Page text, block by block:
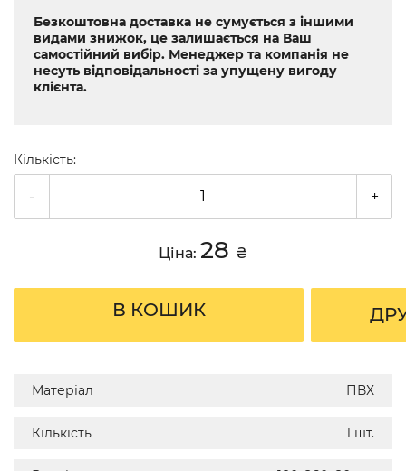
Безкоштовна доставка не сумується з іншими
видами знижок, це залишається на Ваш
самостійний вибір. Менеджер та компанія не
несуть відповідальності за упущену вигоду
клієнта.
Кількість:
- +
Ціна: 28 ₴
В КОШИК
Матеріал ПВХ
Кількість 1 шт.